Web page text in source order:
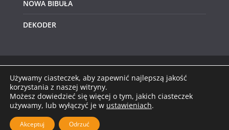
NOWA BIBUŁA
DEKODER
Prawa autorskie © 2026 KOD Świętokrzyskie
Wszystkie prawa zastrzeżone.
Motyw:ColorMagstworzony przez ThemeGrill.
Wspierane przez
Używamy ciasteczek, aby zapewnić najlepszą jakość
korzystania z naszej witryny.
Możesz dowiedzieć się więcej o tym, jakich ciasteczek
używamy, lub wyłączyć je w ustawieniach.
Akceptuj Odrzuć